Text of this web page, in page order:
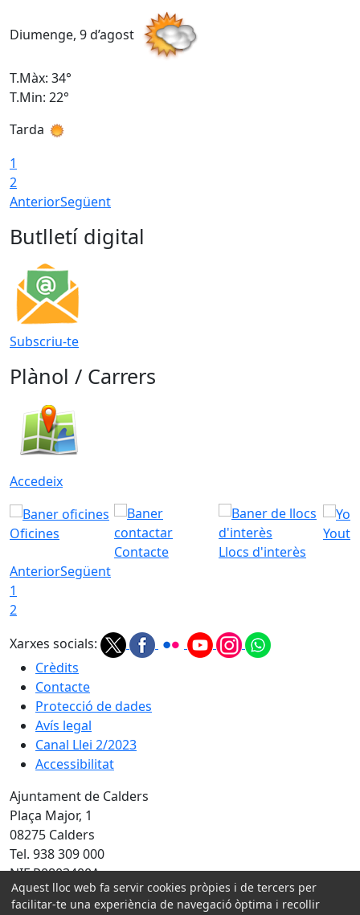
Diumenge, 9 d’agost
T.Màx: 34°
T.Min: 22°
Tarda
1
2
AnteriorSegüent
Butlletí digital
Subscriu-te
Plànol / Carrers
Accedeix
Oficines
Contacte
Llocs d'interès
AnteriorSegüent
1
2
Xarxes socials:
Crèdits
Contacte
Protecció de dades
Avís legal
Canal Llei 2/2023
Accessibilitat
Ajuntament de Calders
Plaça Major, 1
08275 Calders
Tel. 938 309 000
NIF P0803400A
Amb la col·laboració de:
Aquest lloc web fa servir cookies pròpies i de tercers per
facilitar-te una experiència de navegació òptima i recollir